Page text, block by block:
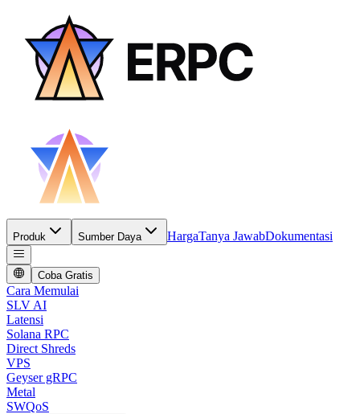
Produk Sumber Daya HargaTanya JawabDokumentasi
Coba Gratis
Cara Memulai
SLV AI
Latensi
Solana RPC
Direct Shreds
VPS
Geyser gRPC
Metal
SWQoS